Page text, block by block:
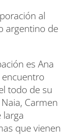
al
argentino de
es Ana
todo de su
Carmen
larga
que vienen